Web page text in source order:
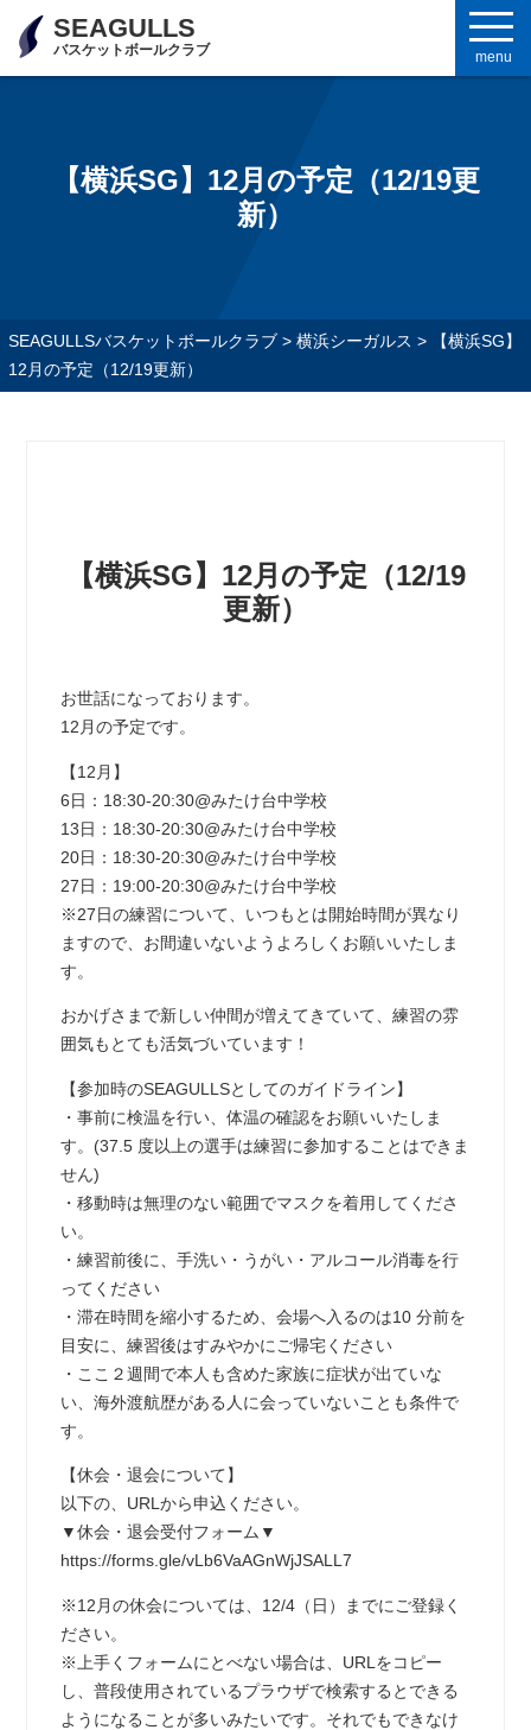
SEAGULLS
バスケットボールクラブ menu
【横浜SG】12月の予定（12/19更
新）
SEAGULLSバスケットボールクラブ> 横浜シーガルス >
【横浜SG】
12月の予定（12/19更新）
【横浜SG】12月の予定（12/19
更新）
お世話になっております。
12月の予定です。
【12月】
6日：18:30-20:30@みたけ台中学校
13日：18:30-20:30@みたけ台中学校
20日：18:30-20:30@みたけ台中学校
27日：19:00-20:30@みたけ台中学校
※27日の練習について、いつもとは開始時間が異なり
ますので、お間違いないようよろしくお願いいたしま
す。
おかげさまで新しい仲間が増えてきていて、練習の雰
囲気もとても活気づいています！
【参加時のSEAGULLSとしてのガイドライン】
・事前に検温を行い、体温の確認をお願いいたしま
す。(37.5 度以上の選手は練習に参加することはできま
せん)
・移動時は無理のない範囲でマスクを着用してくださ
い。
・練習前後に、手洗い・うがい・アルコール消毒を行
ってください
・滞在時間を縮小するため、会場へ入るのは10 分前を
目安に、練習後はすみやかにご帰宅ください
・ここ２週間で本人も含めた家族に症状が出ていな
い、海外渡航歴がある人に会っていないことも条件で
す。
【休会・退会について】
以下の、URLから申込ください。
▼休会・退会受付フォーム▼
https://forms.gle/vLb6VaAGnWjJSALL7
※12月の休会については、12/4（日）までにご登録く
ださい。
※上手くフォームにとべない場合は、URLをコピー
し、普段使用されているプラウザで検索するとできる
ようになることが多いみたいです。それでもできなけ